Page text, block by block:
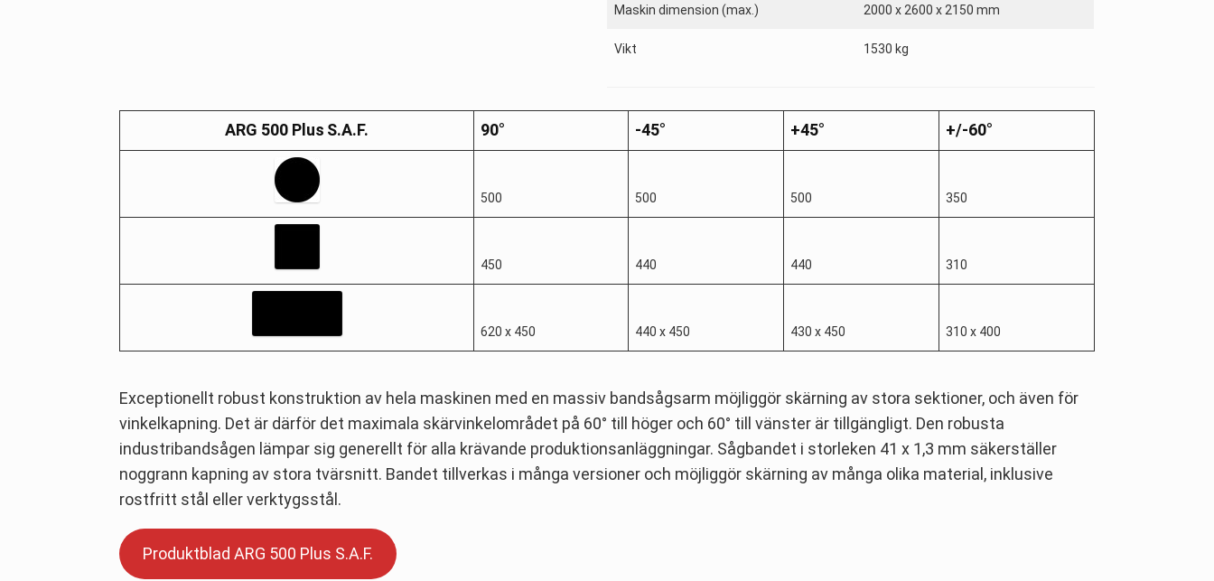
Maskin dimension (max.) 2000 x 2600 x 2150 mm
Vikt 1530 kg
ARG 500 Plus S.A.F. 90° -45° +45° +/-60°
500 500 500 350
450 440 440 310
620 x 450 440 x 450 430 x 450 310 x 400
Exceptionellt robust konstruktion av hela maskinen med en massiv bandsågsarm möjliggör skärning av stora sektioner, och även för
vinkelkapning. Det är därför det maximala skärvinkelområdet på 60° till höger och 60° till vänster är tillgängligt. Den robusta
industribandsågen lämpar sig generellt för alla krävande produktionsanläggningar. Sågbandet i storleken 41 x 1,3 mm säkerställer
noggrann kapning av stora tvärsnitt. Bandet tillverkas i många versioner och möjliggör skärning av många olika material, inklusive
rostfritt stål eller verktygsstål.
Produktblad ARG 500 Plus S.A.F.